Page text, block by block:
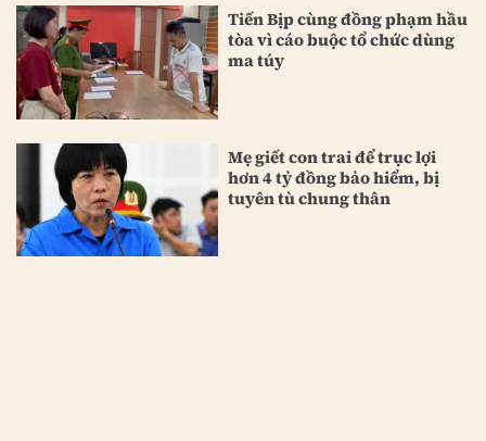
Tiến Bịp cùng đồng phạm hầu
tòa vì cáo buộc tổ chức dùng
ma túy
Mẹ giết con trai để trục lợi
hơn 4 tỷ đồng bảo hiểm, bị
tuyên tù chung thân